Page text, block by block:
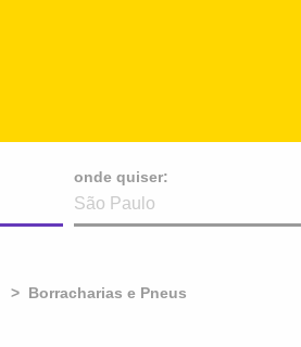
onde quiser:
Borracharias e Pneus